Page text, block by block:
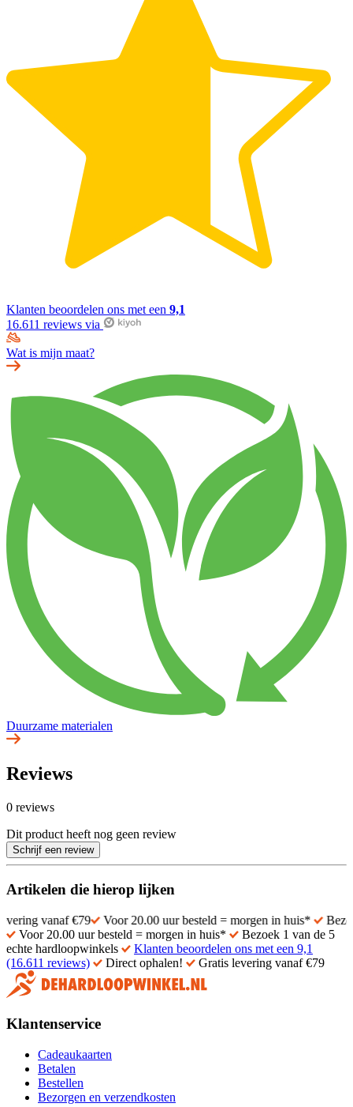
Klanten beoordelen ons met een 9,1
16.611 reviews via
Wat is mijn maat?
Duurzame materialen
Reviews
0 reviews
Dit product heeft nog geen review
Schrijf een review
Artikelen die hierop lijken
€79 Voor 20.00 uur besteld = morgen in huis*
Bezoek 1
Voor 20.00 uur besteld = morgen in huis*
Bezoek 1 van de 5
echte hardloopwinkels
Klanten beoordelen ons met een 9,1
(16.611 reviews)
Direct ophalen! Gratis levering vanaf €79
Klantenservice
Cadeaukaarten
Betalen
Bestellen
Bezorgen en verzendkosten